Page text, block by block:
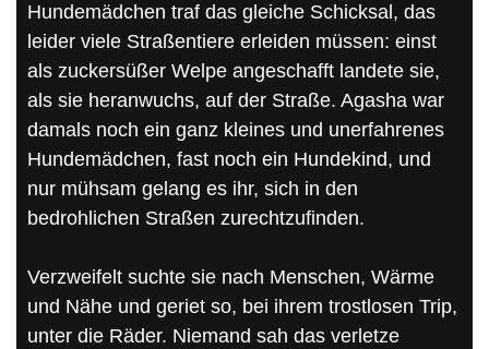
Hundemädchen traf das gleiche Schicksal, das
leider viele Straßentiere erleiden müssen: einst
als zuckersüßer Welpe angeschafft landete sie,
als sie heranwuchs, auf der Straße. Agasha war
damals noch ein ganz kleines und unerfahrenes
Hundemädchen, fast noch ein Hundekind, und
nur mühsam gelang es ihr, sich in den
bedrohlichen Straßen zurechtzufinden.
Verzweifelt suchte sie nach Menschen, Wärme
und Nähe und geriet so, bei ihrem trostlosen Trip,
unter die Räder. Niemand sah das verletze